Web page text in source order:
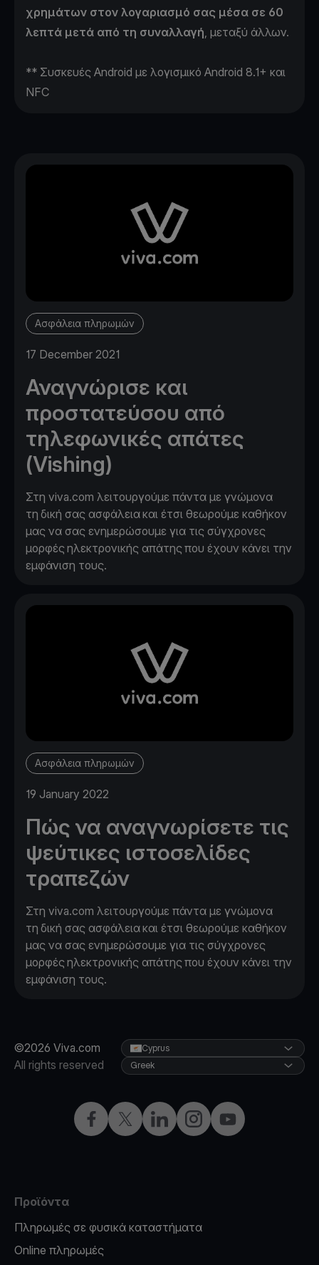
χρημάτων στον λογαριασμό σας μέσα σε 60
λεπτά μετά από τη συναλλαγή, μεταξύ άλλων.
** Συσκευές Android με λογισμικό Android 8.1+ και
NFC
Ασφάλεια πληρωμών
17 December 2021
Αναγνώρισε και
προστατεύσου από
τηλεφωνικές απάτες
(Vishing)
Στη viva.com λειτουργούμε πάντα με γνώμονα
τη δική σας ασφάλεια και έτσι θεωρούμε καθήκον
μας να σας ενημερώσουμε για τις σύγχρονες
μορφές ηλεκτρονικής απάτης που έχουν κάνει την
εμφάνιση τους.
Ασφάλεια πληρωμών
19 January 2022
Πώς να αναγνωρίσετε τις
ψεύτικες ιστοσελίδες
τραπεζών
Στη viva.com λειτουργούμε πάντα με γνώμονα
τη δική σας ασφάλεια και έτσι θεωρούμε καθήκον
μας να σας ενημερώσουμε για τις σύγχρονες
μορφές ηλεκτρονικής απάτης που έχουν κάνει την
εμφάνιση τους.
©2026 Viva.com
All rights reserved
Facebook
X LinkedInInstagramYouTube
Cyprus
Greek
Προϊόντα
Πληρωμές σε φυσικά καταστήματα
Online πληρωμές